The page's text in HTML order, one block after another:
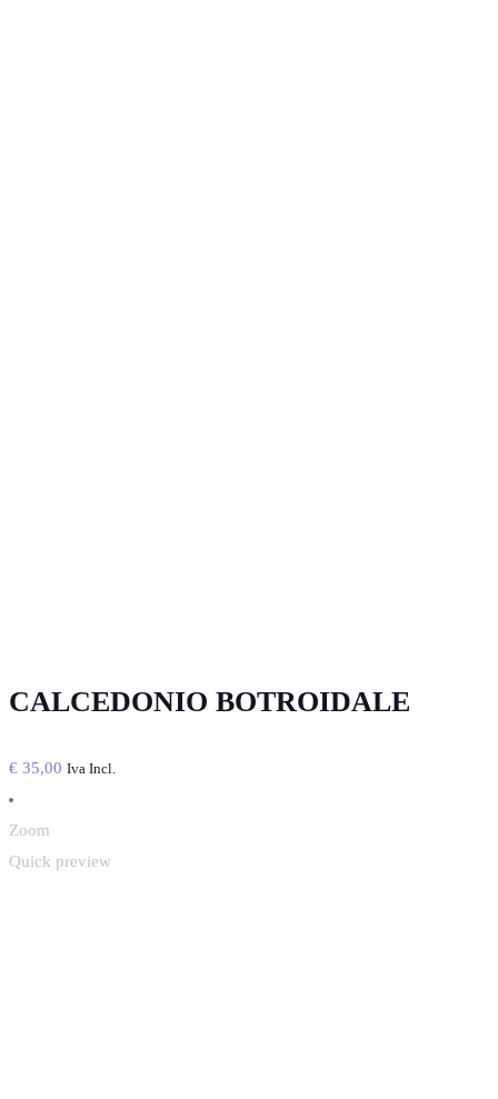
CALCEDONIO BOTROIDALE
€ 35,00 Iva Incl.
Zoom
Quick preview